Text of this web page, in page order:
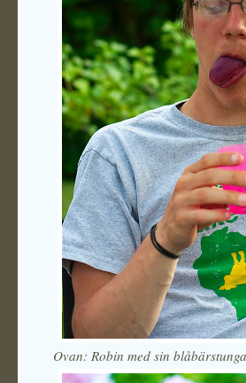
Ovan: Robin med sin